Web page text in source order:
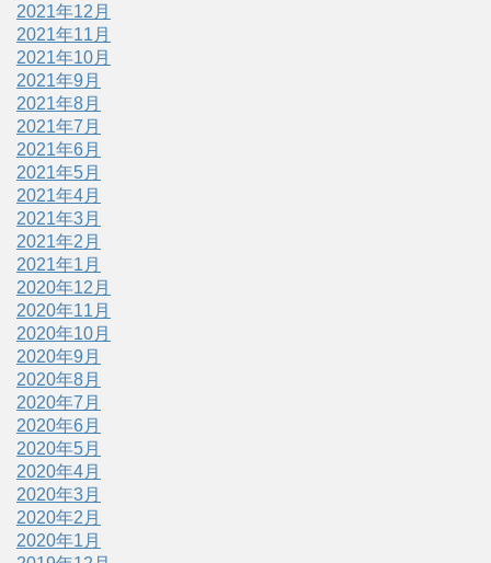
2021年12月
2021年11月
2021年10月
2021年9月
2021年8月
2021年7月
2021年6月
2021年5月
2021年4月
2021年3月
2021年2月
2021年1月
2020年12月
2020年11月
2020年10月
2020年9月
2020年8月
2020年7月
2020年6月
2020年5月
2020年4月
2020年3月
2020年2月
2020年1月